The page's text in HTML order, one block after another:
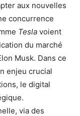
aux nouvelles
concurrence
Tesla voient
du marché
Musk. Dans ce
enjeu crucial
le digital
via des